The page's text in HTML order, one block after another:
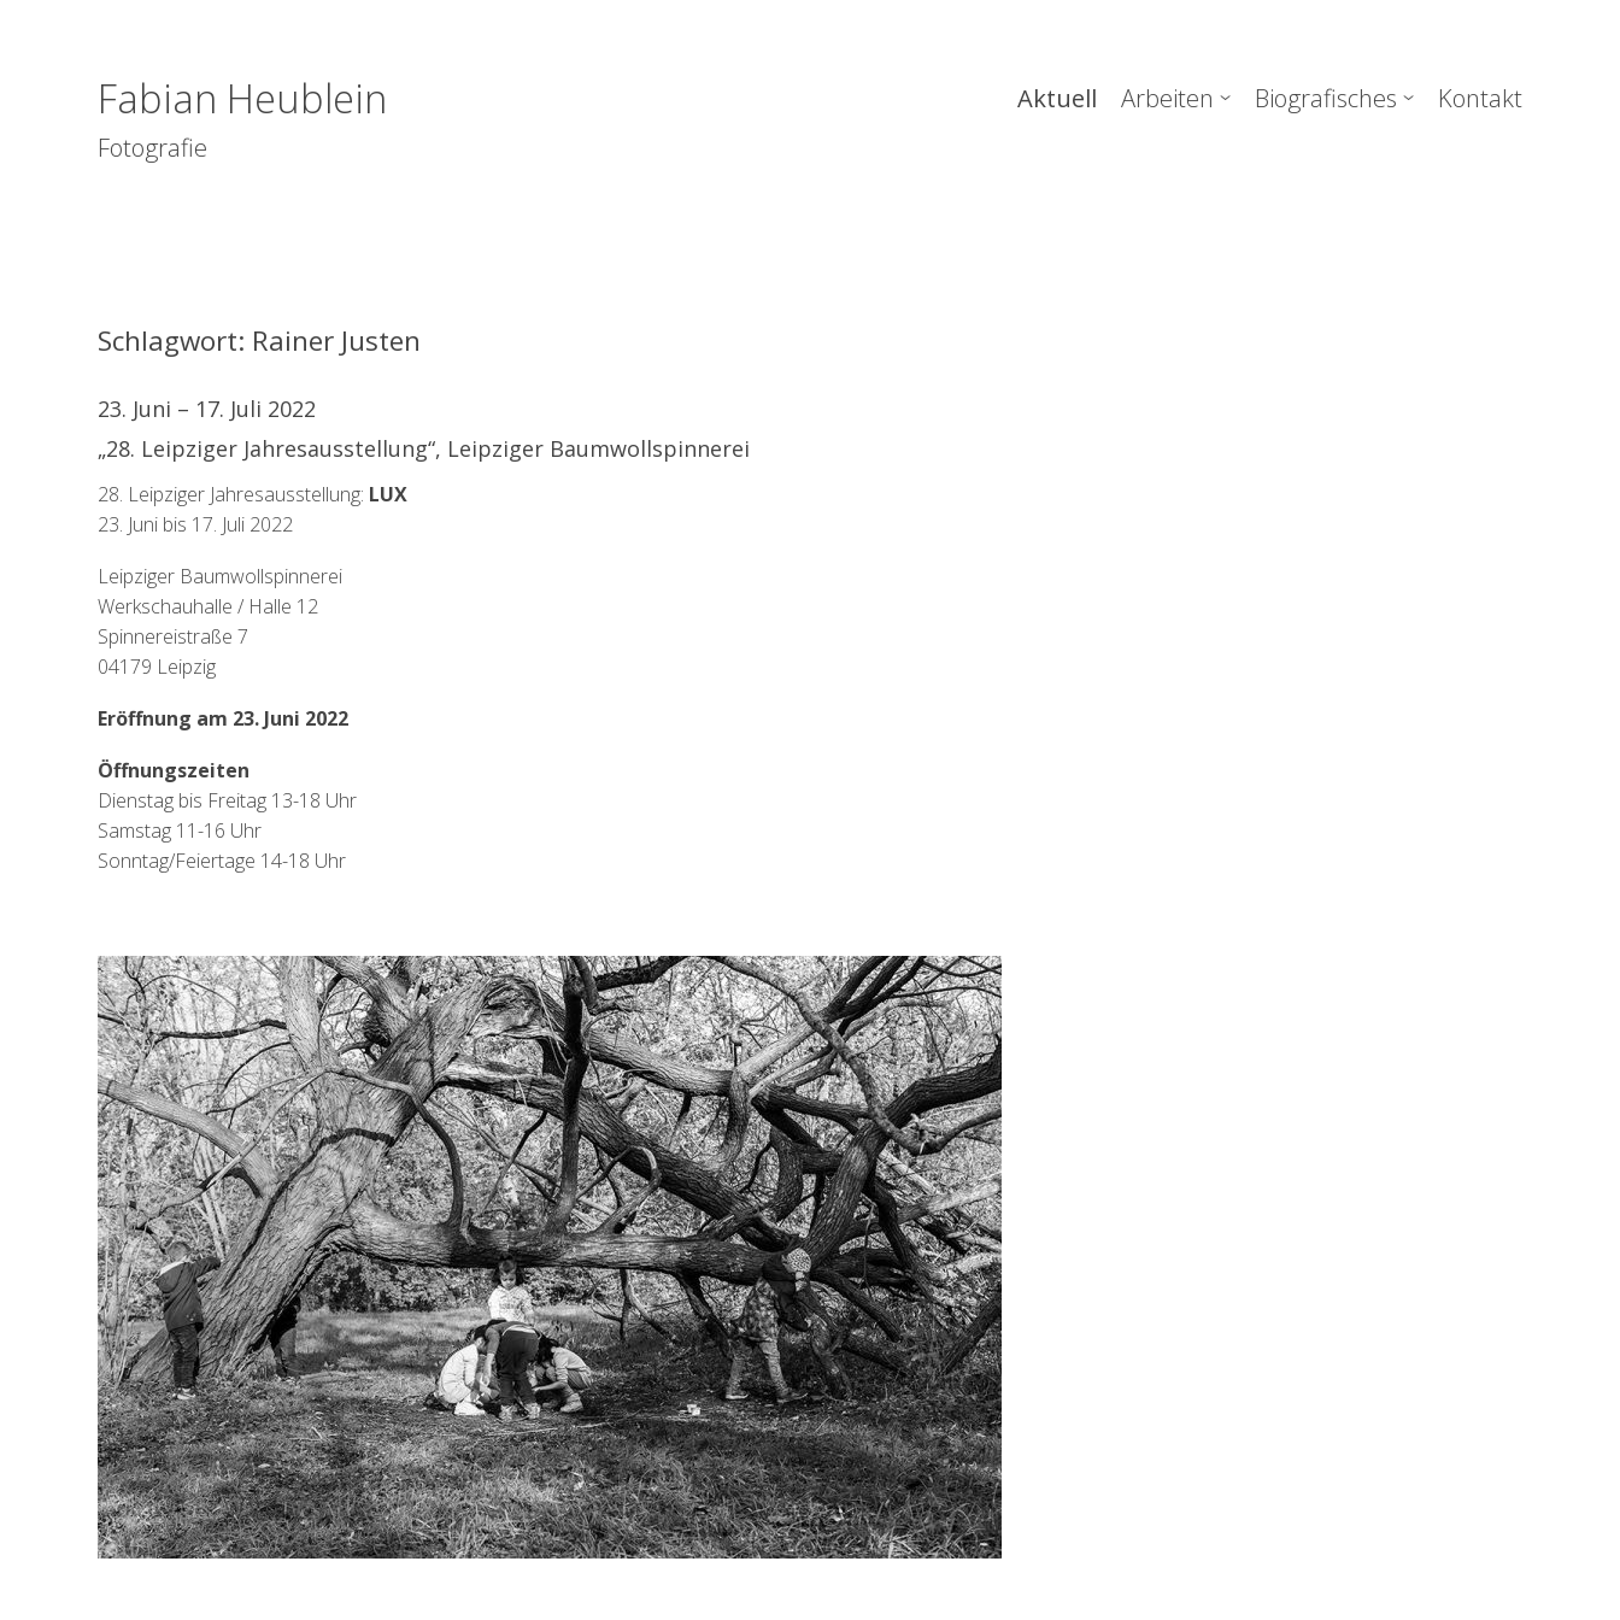
Fabian Heublein
Fotografie
Hauptnavigation
Aktuell Arbeiten Biografisches Kontakt
Schlagwort: Rainer Justen
23. Juni – 17. Juli 2022
„28. Leipziger Jahresausstellung“, Leipziger Baumwollspinnerei
28. Leipziger Jahresausstellung: LUX
23. Juni bis 17. Juli 2022
Leipziger Baumwollspinnerei
Werkschauhalle / Halle 12
Spinnereistraße 7
04179 Leipzig
Eröffnung am 23. Juni 2022
Öffnungszeiten
Dienstag bis Freitag 13-18 Uhr
Samstag 11-16 Uhr
Sonntag/Feiertage 14-18 Uhr